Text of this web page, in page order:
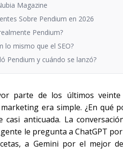
Magazine
Sobre Pendium en 2026
Pendium?
lo mismo que el SEO?
Pendium y cuándo se lanzó?
parte de los últimos
era simple. ¿En qué
casi anticuada. La
le pregunta a ChatGPT
a Gemini por el mejor